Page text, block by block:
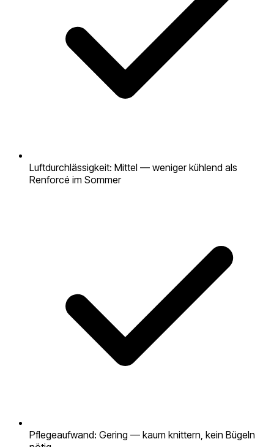
Luftdurchlässigkeit: Mittel — weniger kühlend als
Renforcé im Sommer
Pflegeaufwand: Gering — kaum knittern, kein Bügeln